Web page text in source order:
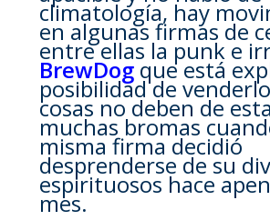
climatología, hay
en algunas firmas de
entre ellas la punk e
BrewDogque está
posibilidad de
cosas no deben de
muchas bromas
misma firma decidió
desprenderse de su
espirituosos hace
mes.